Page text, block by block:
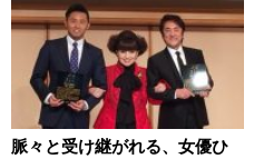
脈々と受け継がれる、女優ひ